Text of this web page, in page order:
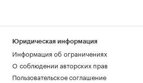
Юридическая информация
Информация об ограничениях
О соблюдении авторских прав
Пользовательское соглашение